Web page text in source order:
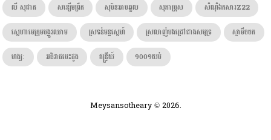
លី សុផាត
សន្សើមព្រឹក សុបិនឆាបឆួល សុភាប្រុស
សំណុំឯកសារZ22
ស្នេហាមេក្រុមបង្ហូរឈាម
ស្រទន់មន្តស្នេហ៍ ស្រលាញ់បងជ្រៅជាងសមុទ្រ
ស្វាមីចចក
ហង្សៈ​
អធិរាជបេះដូង ឥន្រ្ទីយ៍ ១០០១យប់
Meysansotheary © 2026.